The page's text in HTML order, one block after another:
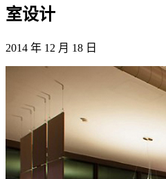
室设计
2014 年 12 月 18 日